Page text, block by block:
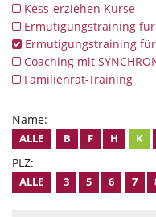
Kess-erziehen Kurse
Ermutigungstraining
Ermutigungstraining
Coaching mit
Familienrat-Training
Name:
ALLE B F H K
PLZ:
ALLE 3 5 6 7